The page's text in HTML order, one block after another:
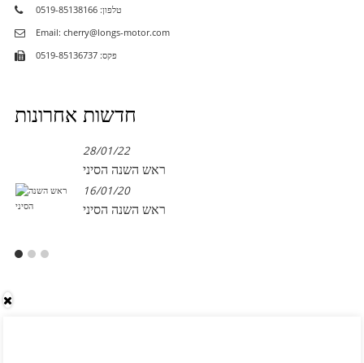
טלפון: 0519-85138166
Email: cherry@longs-motor.com
פקס: 0519-85136737
חדשות אחרונות
28/01/22
ראש השנה הסיני
16/01/20
ראש השנה הסיני